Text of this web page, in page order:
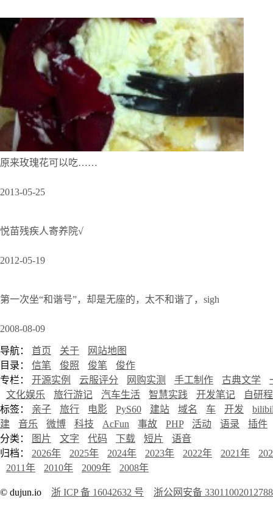
原来玫瑰花可以吃……
2013-05-25
悦苗残疾人寄养院√
2012-05-19
第一次坐“和谐号”，却是无座的，太不和谐了，sigh
2008-08-09
导航： 首页 关于
网站地图
目录： 信笔 俊照 俊笔
俊作
专栏： 开源实例 云服评分 网购实测 手工制作 古典文学
文化娱乐
旅行游记 汽车生活 智慧实践 开发笔记
自研
标签： 亲子 旅行 电影 PyS60 建站 域名 车 开发
建
音乐 微博 科技 AcFun 事故 PHP 活动 语录
插件
分类：
图片 文字 代码 下载 短片
语音
归档： 2026年 2025年 2024年 2023年 2022年 2021年
2011年
2010年 2009年 2008年
© dujun.io 浙 ICP 备 16042632 号 浙公网安备